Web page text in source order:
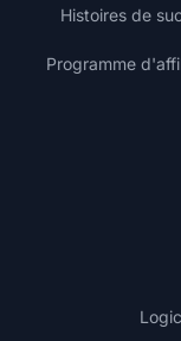
Histoires de
Programme